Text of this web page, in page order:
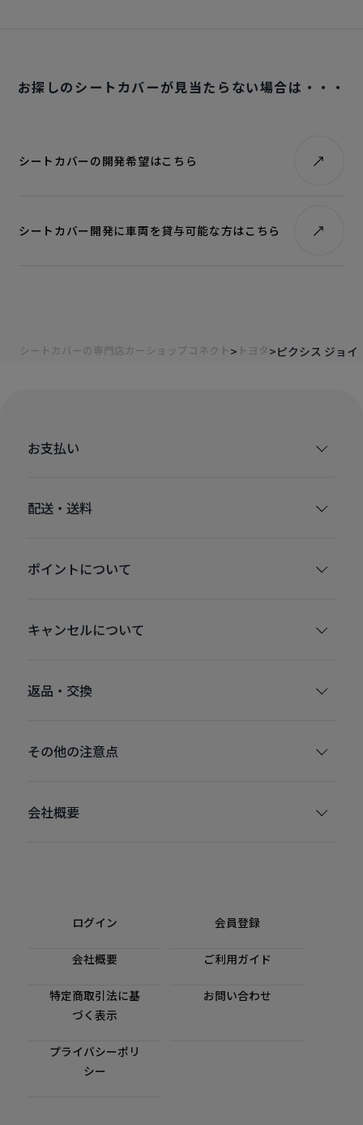
お探しのシートカバーが見当たらない場合は・・・
シートカバーの開発希望はこちら
シートカバー開発に車両を貸与可能な方はこちら
シートカバーの専門店カーショップコネクト トヨタ ピクシス ジョイ
お支払い
配送・送料
ポイントについて
キャンセルについて
返品・交換
その他の注意点
会社概要
ログイン 会員登録
会社概要 ご利用ガイド
特定商取引法に基
づく表示
お問い合わせ
プライバシーポリ
シー